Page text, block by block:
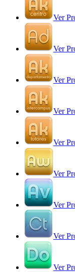
Ver
Ver
Ver
Ver
Ver
Ver
Ver
Ver
Ver